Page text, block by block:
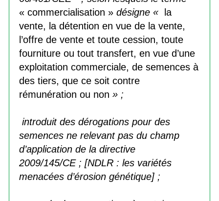
« commercialisation »désigne « la
vente, la détention en vue de la vente,
l’offre de vente et toute cession, toute
fourniture ou tout transfert, en vue d’une
exploitation commerciale, de semences à
des tiers, que ce soit contre
rémunération ou non » ;
introduit des dérogations pour des
semences ne relevant pas du champ
d’application de la directive
2009/145/CE ; [NDLR : les variétés
menacées d’érosion génétique] ;